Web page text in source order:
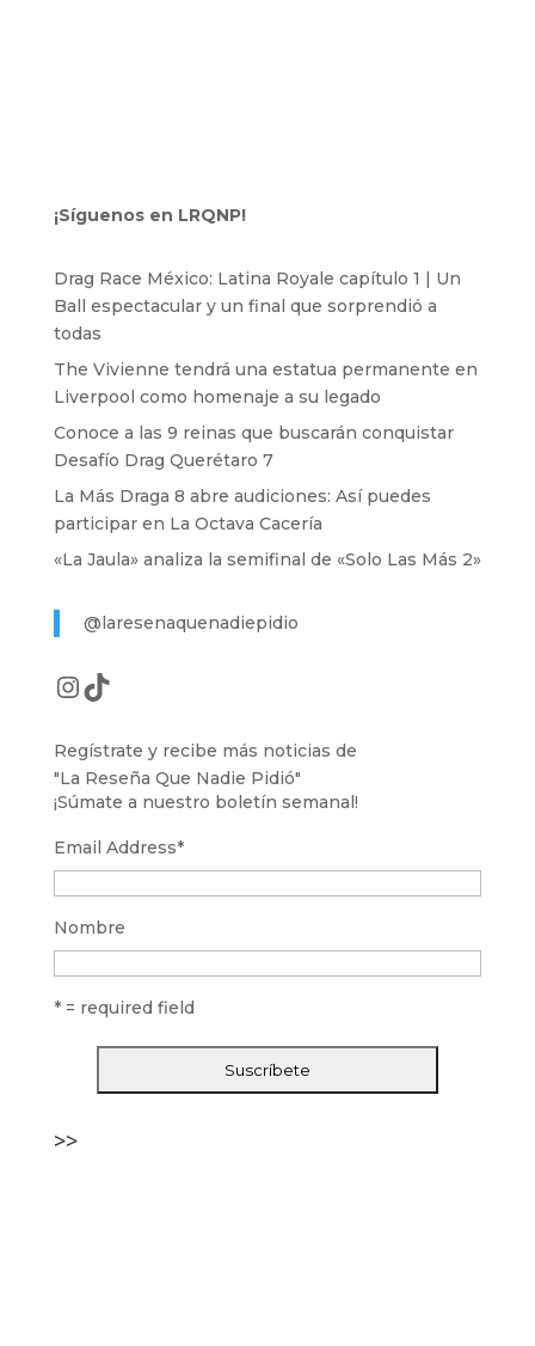
¡Síguenos en LRQNP!
Drag Race México: Latina Royale capítulo 1 | Un
Ball espectacular y un final que sorprendió a
todas
The Vivienne tendrá una estatua permanente en
Liverpool como homenaje a su legado
Conoce a las 9 reinas que buscarán conquistar
Desafío Drag Querétaro 7
La Más Draga 8 abre audiciones: Así puedes
participar en La Octava Cacería
«La Jaula» analiza la semifinal de «Solo Las Más 2»
@laresenaquenadiepidio
Instagram
TikTok
Regístrate y recibe más noticias de
"La Reseña Que Nadie Pidió"
¡Súmate a nuestro boletín semanal!
Email Address*
Nombre
* = required field
>>